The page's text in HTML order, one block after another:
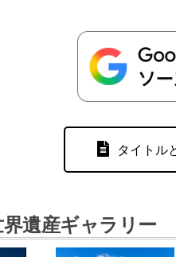
タイトル
遺産ギャラリー